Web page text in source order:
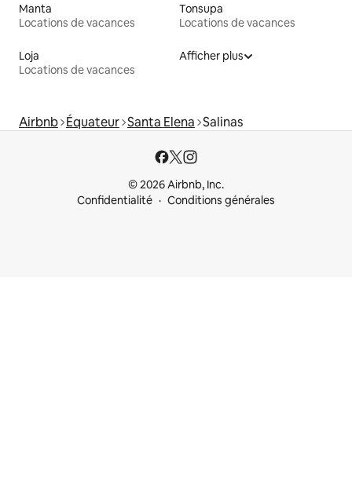
Manta
Locations de vacances
Tonsupa
Locations de vacances
Loja
Locations de vacances
Afficher plus
Airbnb Équateur Santa Elena Salinas
© 2026 Airbnb, Inc.
Confidentialité
Conditions générales